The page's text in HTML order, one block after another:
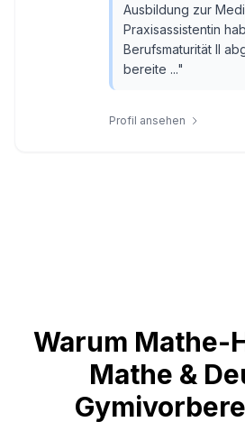
Ausbildung zur
Praxisassistentin
Berufsmaturität II
bereite ..."
Profil ansehen
Warum Mathe-
Mathe &